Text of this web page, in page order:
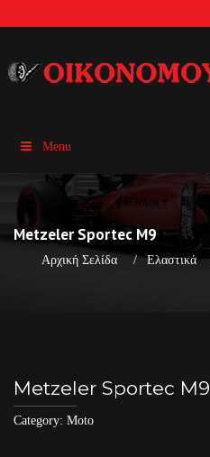
Menu
Metzeler Sportec M9
Αρχική Σελίδα Ελαστικά
Metzeler Sportec M9
Category: Moto